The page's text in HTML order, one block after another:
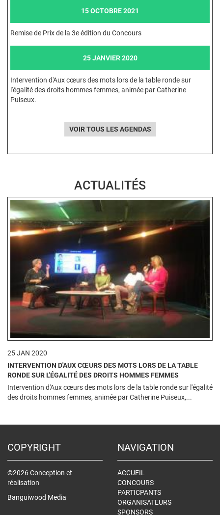
15 OCTOBRE 2021
Remise de Prix de la 3e édition du Concours
25 JANVIER 2020
Intervention d'Aux cœurs des mots lors de la table ronde sur
l'égalité des droits hommes femmes, animée par Catherine
Puiseux.
VOIR TOUS LES AGENDAS
ACTUALITÉS
25 JAN 2020
INTERVENTION D'AUX CŒURS DES MOTS LORS DE LA TABLE
RONDE SUR L'ÉGALITÉ DES DROITS HOMMES FEMMES
Intervention d'Aux cœurs des mots lors de la table ronde sur l'égalité
des droits hommes femmes, animée par Catherine Puiseux,...
COPYRIGHT
©2026 Conception et
réalisation
Banguiwood Media
NAVIGATION
ACCUEIL
CONCOURS
PARTICPANTS
ORGANISATEURS
SPONSORS